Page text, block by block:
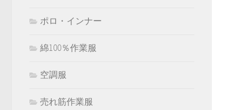
ポロ・インナー
綿100％作業服
空調服
売れ筋作業服